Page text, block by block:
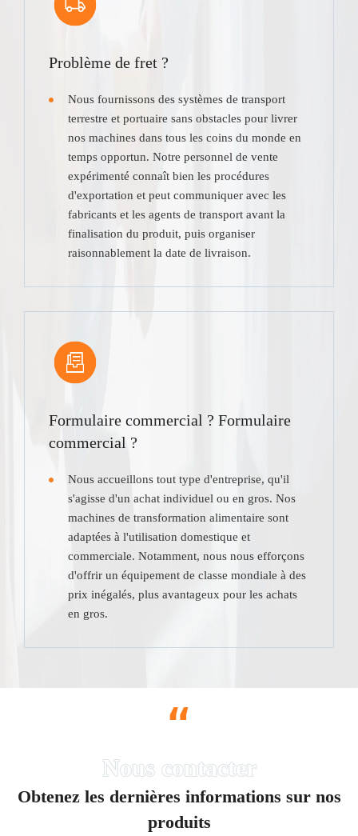
Problème de fret ?
Nous fournissons des systèmes de transport
terrestre et portuaire sans obstacles pour livrer
nos machines dans tous les coins du monde en
temps opportun. Notre personnel de vente
expérimenté connaît bien les procédures
d'exportation et peut communiquer avec les
fabricants et les agents de transport avant la
finalisation du produit, puis organiser
raisonnablement la date de livraison.
Formulaire commercial ? Formulaire
commercial ?
Nous accueillons tout type d'entreprise, qu'il
s'agisse d'un achat individuel ou en gros. Nos
machines de transformation alimentaire sont
adaptées à l'utilisation domestique et
commerciale. Notamment, nous nous efforçons
d'offrir un équipement de classe mondiale à des
prix inégalés, plus avantageux pour les achats
en gros.
“
Obtenez les dernières informations sur nos
produits